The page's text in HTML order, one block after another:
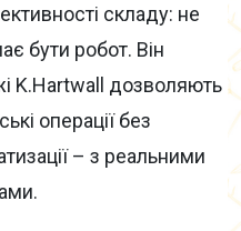
складу: не
бути робот. Він
K.Hartwall дозволяють
операції без
– з реальними